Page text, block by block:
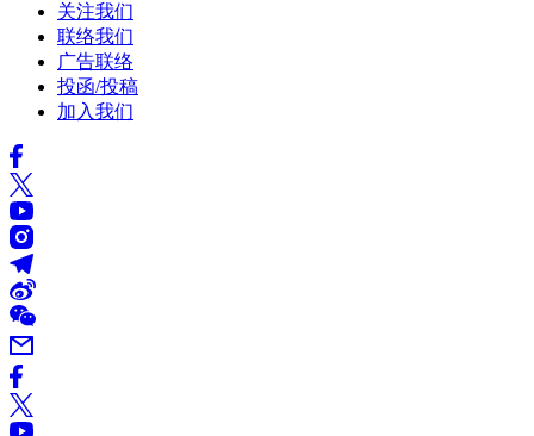
关注我们
联络我们
广告联络
投函/投稿
加入我们